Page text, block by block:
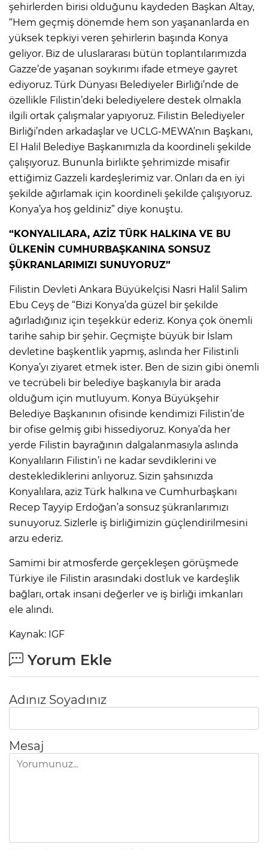
şehirlerden birisi olduğunu kaydeden Başkan Altay,
“Hem geçmiş dönemde hem son yaşananlarda en
yüksek tepkiyi veren şehirlerin başında Konya
geliyor. Biz de uluslararası bütün toplantılarımızda
Gazze’de yaşanan soykırımı ifade etmeye gayret
ediyoruz. Türk Dünyası Belediyeler Birliği’nde de
özellikle Filistin’deki belediyelere destek olmakla
ilgili ortak çalışmalar yapıyoruz. Filistin Belediyeler
Birliği’nden arkadaşlar ve UCLG-MEWA’nın Başkanı,
El Halil Belediye Başkanımızla da koordineli şekilde
çalışıyoruz. Bununla birlikte şehrimizde misafir
ettiğimiz Gazzeli kardeşlerimiz var. Onları da en iyi
şekilde ağırlamak için koordineli şekilde çalışıyoruz.
Konya’ya hoş geldiniz” diye konuştu.
“KONYALILARA, AZİZ TÜRK HALKINA VE BU
ÜLKENİN CUMHURBAŞKANINA SONSUZ
ŞÜKRANLARIMIZI SUNUYORUZ”
Filistin Devleti Ankara Büyükelçisi Nasri Halil Salim
Ebu Ceyş de “Bizi Konya’da güzel bir şekilde
ağırladığınız için teşekkür ederiz. Konya çok önemli
tarihe sahip bir şehir. Geçmişte büyük bir İslam
devletine başkentlik yapmış, aslında her Filistinli
Konya’yı ziyaret etmek ister. Ben de sizin gibi önemli
ve tecrübeli bir belediye başkanıyla bir arada
olduğum için mutluyum. Konya Büyükşehir
Belediye Başkanının ofisinde kendimizi Filistin’de
bir ofise gelmiş gibi hissediyoruz. Konya’da her
yerde Filistin bayrağının dalgalanmasıyla aslında
Konyalıların Filistin’i ne kadar sevdiklerini ve
desteklediklerini anlıyoruz. Sizin şahsınızda
Konyalılara, aziz Türk halkına ve Cumhurbaşkanı
Recep Tayyip Erdoğan’a sonsuz şükranlarımızı
sunuyoruz. Sizlerle iş birliğimizin güçlendirilmesini
arzu ederiz.
Samimi bir atmosferde gerçekleşen görüşmede
Türkiye ile Filistin arasındaki dostluk ve kardeşlik
bağları, ortak insani değerler ve iş birliği imkanları
ele alındı.
Kaynak: IGF
Yorum Ekle
Adınız Soyadınız
Mesaj